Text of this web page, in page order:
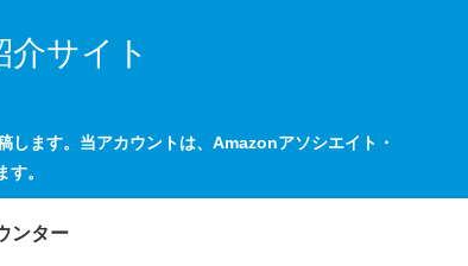
介サイト
ます。当アカウントは、Amazonアソシエイト・
。
ンター